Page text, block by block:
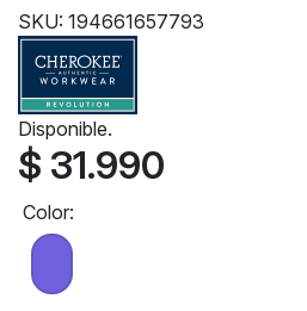
SKU: 194661657793
Disponible.
$ 31.990
Color: